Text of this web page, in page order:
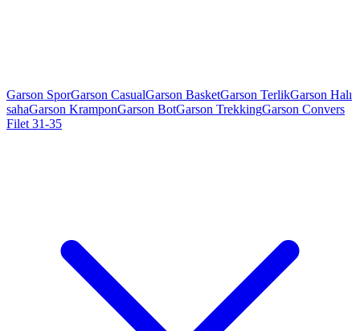
Garson SporGarson CasualGarson BasketGarson TerlikGarson Halı
sahaGarson KramponGarson BotGarson TrekkingGarson Convers
Filet 31-35